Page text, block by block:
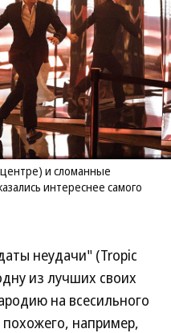
и сломанные
интереснее самого
неудачи" (Tropic
из лучших своих
на всесильного
например,